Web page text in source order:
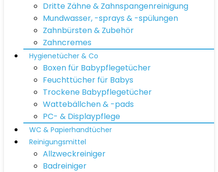
Dritte Zähne & Zahnspangenreinigung
Mundwasser, -sprays & -spülungen
Zahnbürsten & Zubehör
Zahncremes
Hygienetücher & Co
Boxen für Babypflegetücher
Feuchttücher für Babys
Trockene Babypflegetücher
Wattebällchen & -pads
PC- & Displaypflege
WC & Papierhandtücher
Reinigungsmittel
Allzweckreiniger
Badreiniger